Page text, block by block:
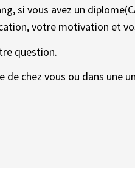
si vous avez un
votre motivation et
question.
de chez vous ou dans une